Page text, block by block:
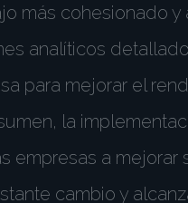
más cohesionado y
analíticos
para mejorar el
la
empresas a
cambio y